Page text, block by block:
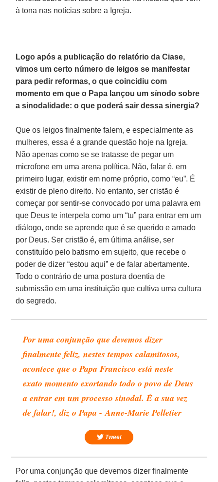
à tona nas notícias sobre a Igreja.
Logo após a publicação do relatório da Ciase,
vimos um certo número de leigos se manifestar
para pedir reformas, o que coincidiu com
momento em que o Papa lançou um sínodo sobre
a sinodalidade: o que poderá sair dessa sinergia?
Que os leigos finalmente falem, e especialmente as
mulheres, essa é a grande questão hoje na Igreja.
Não apenas como se se tratasse de pegar um
microfone em uma arena política. Não, falar é, em
primeiro lugar, existir em nome próprio, como “eu”. É
existir de pleno direito. No entanto, ser cristão é
começar por sentir-se convocado por uma palavra em
que Deus te interpela como um “tu” para entrar em um
diálogo, onde se aprende que é se querido e amado
por Deus. Ser cristão é, em última análise, ser
constituído pelo batismo em sujeito, que recebe o
poder de dizer “estou aqui” e de falar abertamente.
Todo o contrário de uma postura doentia de
submissão em uma instituição que cultiva uma cultura
do segredo.
Por uma conjunção que devemos dizer
finalmente feliz, nestes tempos calamitosos,
acontece que o Papa Francisco está neste
exato momento exortando todo o povo de Deus
a entrar em um processo sinodal. É a sua vez
de falar!, diz o Papa - Anne-Marie Pelletier
Tweet
Por uma conjunção que devemos dizer finalmente